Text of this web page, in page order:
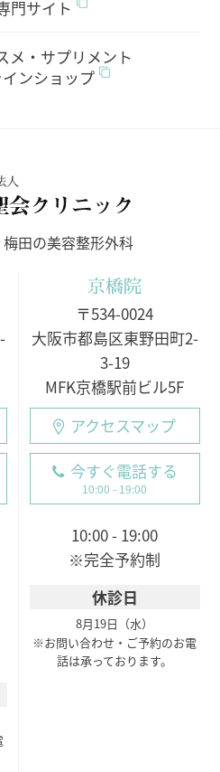
門サイト
メ・サプリメント
ンショップ
人
田の美容整形外科
京橋院
〒534-0024
大阪市都島区東野田町2-
3-19
MFK京橋駅前ビル5F
アクセスマップ
今すぐ電話する
10:00 - 19:00
10:00 - 19:00
※完全予約制
休診日
8月19日（水）
※お問い合わせ・ご予約のお電
話は承っております。